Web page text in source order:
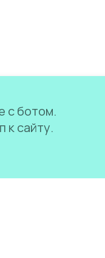
с ботом.
к сайту.